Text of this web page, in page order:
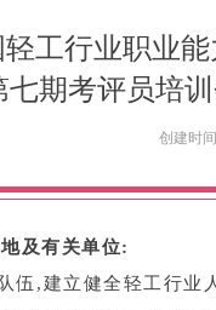
工行业职业
期考评员培
及有关单位:
,建立健全轻工行业
创建时间